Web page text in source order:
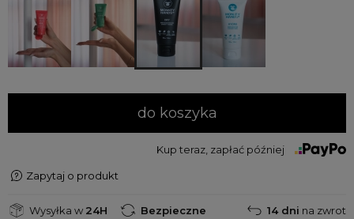
do koszyka
Kup teraz, zapłać później
Zapytaj o produkt
Wysyłka w 24H
Bezpieczne
14 dni na zwrot